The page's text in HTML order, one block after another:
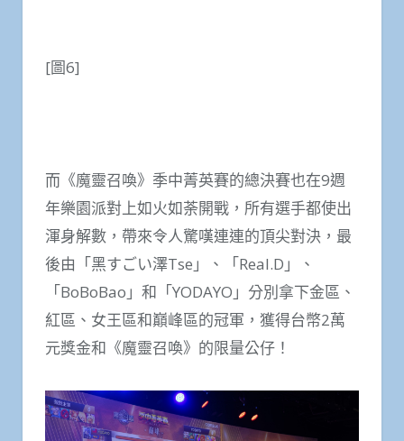
[圖6]
而《魔靈召喚》季中菁英賽的總決賽也在9週
年樂園派對上如火如荼開戰，所有選手都使出
渾身解數，帶來令人驚嘆連連的頂尖對決，最
後由「黑すごい澤Tse」、「Real.D」、
「BoBoBao」和「YODAYO」分別拿下金區、
紅區、女王區和巔峰區的冠軍，獲得台幣2萬
元獎金和《魔靈召喚》的限量公仔！